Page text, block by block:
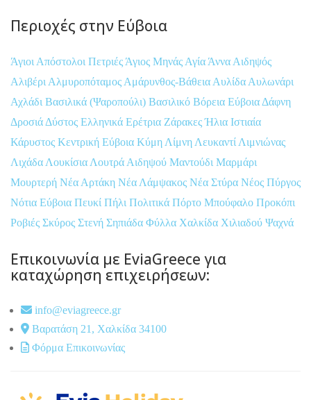
Περιοχές στην Εύβοια
Άγιοι Απόστολοι Πετριές Άγιος Μηνάς Αγία Άννα Αιδηψός
Αλιβέρι Αλμυροπόταμος Αμάρυνθος-Βάθεια Αυλίδα Αυλωνάρι
Αχλάδι Βασιλικά (Ψαροπούλι) Βασιλικό Βόρεια Εύβοια Δάφνη
Δροσιά Δύστος Ελληνικά Ερέτρια ΖάρακεςΉλια Ιστιαία
Κάρυστος Κεντρική Εύβοια Κύμη Λίμνη Λευκαντί Λιμνιώνας
Λιχάδα Λουκίσια Λουτρά Αιδηψού Μαντούδι Μαρμάρι
Μουρτερή Νέα Αρτάκη Νέα Λάμψακος Νέα Στύρα Νέος Πύργος
Νότια Εύβοια Πευκί Πήλι Πολιτικά Πόρτο Μπούφαλο Προκόπι
Ροβιές Σκύρος Στενή Σηπιάδα Φύλλα Χαλκίδα Χιλιαδού Ψαχνά
Επικοινωνία με EviaGreece για
καταχώρηση επιχειρήσεων:
info@eviagreece.gr
Βαρατάση 21, Χαλκίδα 34100
Φόρμα Επικοινωνίας